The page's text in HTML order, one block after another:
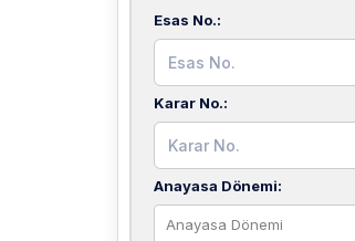
Esas No.:
Karar No.:
Anayasa Dönemi:
Anayasa Dönemi